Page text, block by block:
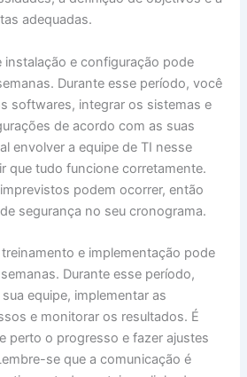
adequadas.
instalação e configuração pode
Durante esse período, você
softwares, integrar os sistemas e
de acordo com as suas
envolver a equipe de TI nesse
que tudo funcione corretamente.
podem ocorrer, então
segurança no seu cronograma.
e implementação pode
Durante esse período,
equipe, implementar as
e monitorar os resultados. É
perto o progresso e fazer ajustes
se que a comunicação é